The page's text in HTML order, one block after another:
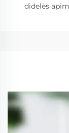
didelės